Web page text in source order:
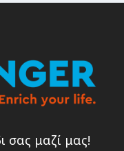
σας μαζί μας!